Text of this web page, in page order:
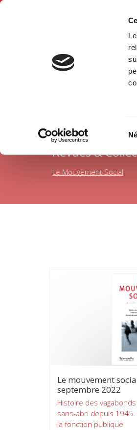
Accueil
Revues &
Le Mouvement Social
Le mouvement
septembre 2022
Histoire des
sans-abri depuis
la fonction publique